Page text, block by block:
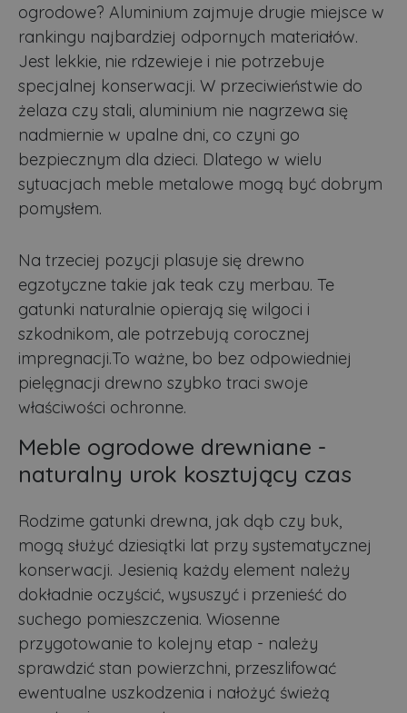
ogrodowe? Aluminium zajmuje drugie miejsce w
rankingu najbardziej odpornych materiałów.
Jest lekkie, nie rdzewieje i nie potrzebuje
specjalnej konserwacji. W przeciwieństwie do
żelaza czy stali, aluminium nie nagrzewa się
nadmiernie w upalne dni, co czyni go
bezpiecznym dla dzieci. Dlatego w wielu
sytuacjach meble metalowe mogą być dobrym
pomysłem.
Na trzeciej pozycji plasuje się drewno
egzotyczne takie jak teak czy merbau. Te
gatunki naturalnie opierają się wilgoci i
szkodnikom, ale potrzebują corocznej
impregnacji.To ważne, bo bez odpowiedniej
pielęgnacji drewno szybko traci swoje
właściwości ochronne.
Meble ogrodowe drewniane -
naturalny urok kosztujący czas
Rodzime gatunki drewna, jak dąb czy buk,
mogą służyć dziesiątki lat przy systematycznej
konserwacji. Jesienią każdy element należy
dokładnie oczyścić, wysuszyć i przenieść do
suchego pomieszczenia. Wiosenne
przygotowanie to kolejny etap - należy
sprawdzić stan powierzchni, przeszlifować
ewentualne uszkodzenia i nałożyć świeżą